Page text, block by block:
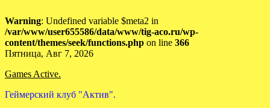
Warning: Undefined variable $meta2 in
/var/www/user655586/data/www/tig-aco.ru/wp-
content/themes/seek/functions.php on line 366
Skip
content
Пятница, Авг 7, 2026
Games Active.
Геймерский клуб "Актив".